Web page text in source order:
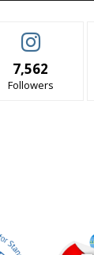
7,562
Followers